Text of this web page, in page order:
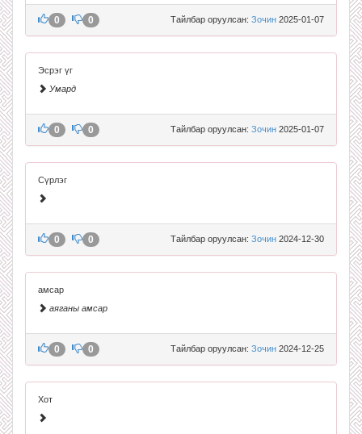
Тайлбар оруулсан: Зочин 2025-01-07
0 0
Эсрэг үг
Умард
Тайлбар оруулсан: Зочин 2025-01-07
0 0
Сүрлэг
Тайлбар оруулсан: Зочин 2024-12-30
0 0
амсар
аяганы амсар
Тайлбар оруулсан: Зочин 2024-12-25
0 0
Хот